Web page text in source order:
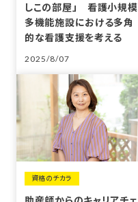
しこの部屋」 看護小規模
多機能施設における多角
的な看護支援を考える
2025/8/07
資格のチカラ